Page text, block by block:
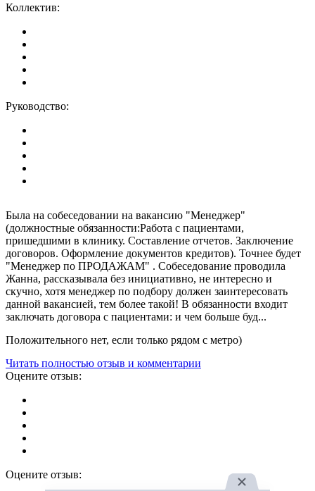
Коллектив:
Руководство:
Была на собеседовании на вакансию "Менеджер"
(должностные обязанности:Работа с пациентами,
пришедшими в клинику. Составление отчетов. Заключение
договоров. Оформление документов кредитов). Точнее будет
"Менеджер по ПРОДАЖАМ" . Собеседование проводила
Жанна, рассказывала без инициативно, не интересно и
скучно, хотя менеджер по подбору должен заинтересовать
данной вакансией, тем более такой! В обязанности входит
заключать договора с пациентами: и чем больше буд...
Положительного нет, если только рядом с метро)
Читать полностью отзыв и комментарии
Оцените отзыв:
Оцените отзыв: